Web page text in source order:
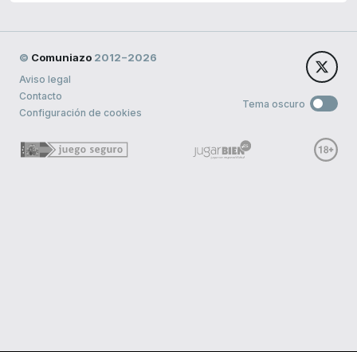
© Comuniazo 2012−2026
Aviso legal
Contacto
Configuración de cookies
Tema oscuro